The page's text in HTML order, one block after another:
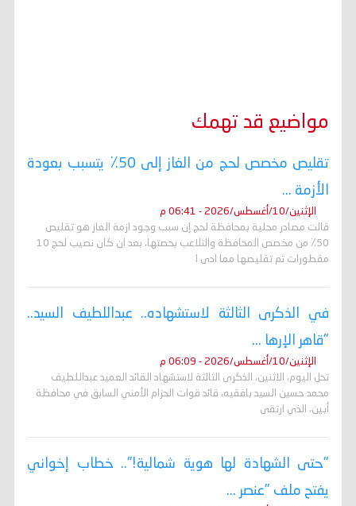
مواضيع قد تهمك
تقليص مخصص لحج من الغاز إلى 50٪ يتسبب بعودة
الأزمة ...
الإثنين/10/أغسطس/2026 - 06:41 م
قالت مصادر محلية بمحافظة لحج إن سبب وجود ازمة الغاز هو تقليص
50٪ من مخصص المحافظة والتلاعب بحصتها، بعد ان كان نصيب لحج 10
مقطورات تم تقليصها مما ادى ا
في الذكرى الثالثة لاستشهاده.. عبداللطيف السيد..
"قاهر الإرها ...
الإثنين/10/أغسطس/2026 - 06:09 م
تحل اليوم، الاثنين، الذكرى الثالثة لاستشهاد القائد العميد عبداللطيف
محمد حسين السيد بافقيه، قائد قوات الحزام الأمني السابق في محافظة
أبين، الذي ارتقى
"حتى الشهادة لها هوية شمالية!".. خطاب إخواني
يفتح ملف "عنصر ...